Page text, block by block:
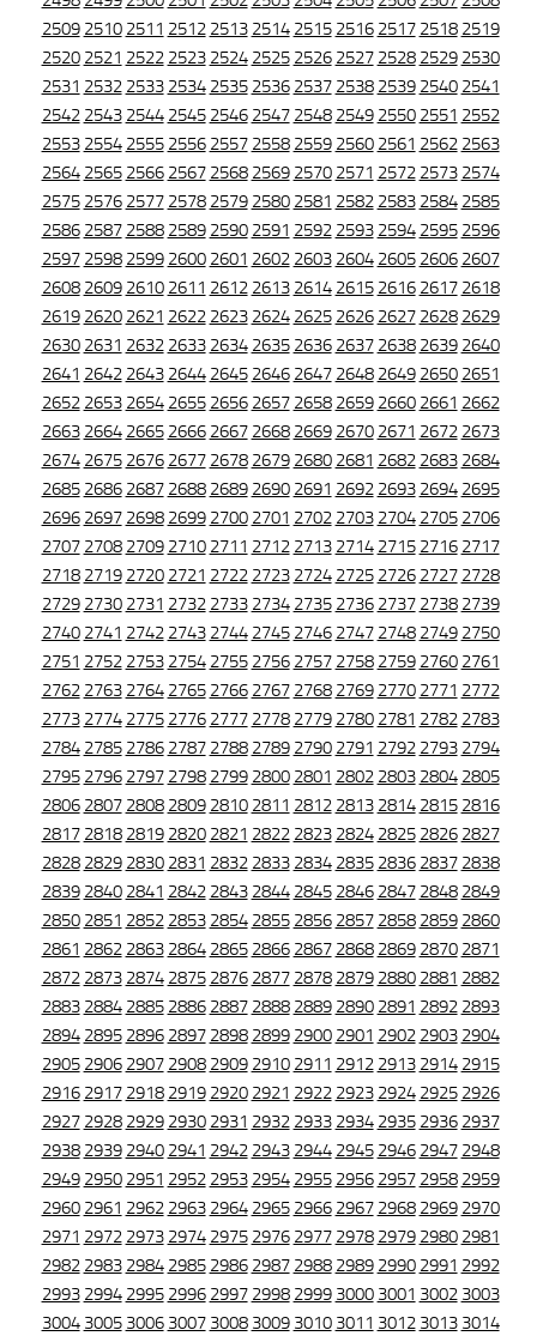
2509 2510 2511 2512 2513 2514 2515 2516 2517 2518 2519
2520 2521 2522 2523 2524 2525 2526 2527 2528 2529 2530
2531 2532 2533 2534 2535 2536 2537 2538 2539 2540 2541
2542 2543 2544 2545 2546 2547 2548 2549 2550 2551 2552
2553 2554 2555 2556 2557 2558 2559 2560 2561 2562 2563
2564 2565 2566 2567 2568 2569 2570 2571 2572 2573 2574
2575 2576 2577 2578 2579 2580 2581 2582 2583 2584 2585
2586 2587 2588 2589 2590 2591 2592 2593 2594 2595 2596
2597 2598 2599 2600 2601 2602 2603 2604 2605 2606 2607
2608 2609 2610 2611 2612 2613 2614 2615 2616 2617 2618
2619 2620 2621 2622 2623 2624 2625 2626 2627 2628 2629
2630 2631 2632 2633 2634 2635 2636 2637 2638 2639 2640
2641 2642 2643 2644 2645 2646 2647 2648 2649 2650 2651
2652 2653 2654 2655 2656 2657 2658 2659 2660 2661 2662
2663 2664 2665 2666 2667 2668 2669 2670 2671 2672 2673
2674 2675 2676 2677 2678 2679 2680 2681 2682 2683 2684
2685 2686 2687 2688 2689 2690 2691 2692 2693 2694 2695
2696 2697 2698 2699 2700 2701 2702 2703 2704 2705 2706
2707 2708 2709 2710 2711 2712 2713 2714 2715 2716 2717
2718 2719 2720 2721 2722 2723 2724 2725 2726 2727 2728
2729 2730 2731 2732 2733 2734 2735 2736 2737 2738 2739
2740 2741 2742 2743 2744 2745 2746 2747 2748 2749 2750
2751 2752 2753 2754 2755 2756 2757 2758 2759 2760 2761
2762 2763 2764 2765 2766 2767 2768 2769 2770 2771 2772
2773 2774 2775 2776 2777 2778 2779 2780 2781 2782 2783
2784 2785 2786 2787 2788 2789 2790 2791 2792 2793 2794
2795 2796 2797 2798 2799 2800 2801 2802 2803 2804 2805
2806 2807 2808 2809 2810 2811 2812 2813 2814 2815 2816
2817 2818 2819 2820 2821 2822 2823 2824 2825 2826 2827
2828 2829 2830 2831 2832 2833 2834 2835 2836 2837 2838
2839 2840 2841 2842 2843 2844 2845 2846 2847 2848 2849
2850 2851 2852 2853 2854 2855 2856 2857 2858 2859 2860
2861 2862 2863 2864 2865 2866 2867 2868 2869 2870 2871
2872 2873 2874 2875 2876 2877 2878 2879 2880 2881 2882
2883 2884 2885 2886 2887 2888 2889 2890 2891 2892 2893
2894 2895 2896 2897 2898 2899 2900 2901 2902 2903 2904
2905 2906 2907 2908 2909 2910 2911 2912 2913 2914 2915
2916 2917 2918 2919 2920 2921 2922 2923 2924 2925 2926
2927 2928 2929 2930 2931 2932 2933 2934 2935 2936 2937
2938 2939 2940 2941 2942 2943 2944 2945 2946 2947 2948
2949 2950 2951 2952 2953 2954 2955 2956 2957 2958 2959
2960 2961 2962 2963 2964 2965 2966 2967 2968 2969 2970
2971 2972 2973 2974 2975 2976 2977 2978 2979 2980 2981
2982 2983 2984 2985 2986 2987 2988 2989 2990 2991 2992
2993 2994 2995 2996 2997 2998 2999 3000 3001 3002 3003
3004 3005 3006 3007 3008 3009 3010 3011 3012 3013 3014